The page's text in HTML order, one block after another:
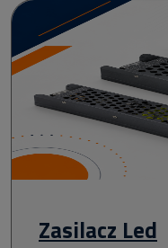
Zasilacz Led